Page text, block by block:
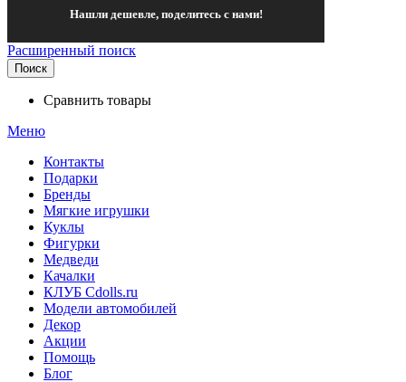
Нашли дешевле, поделитесь с нами!
Расширенный поиск
Поиск
Сравнить товары
Меню
Контакты
Подарки
Бренды
Мягкие игрушки
Куклы
Фигурки
Медведи
Качалки
КЛУБ Cdolls.ru
Модели автомобилей
Декор
Акции
Помощь
Блог